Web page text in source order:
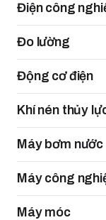
Điện công
Đo lường
Động cơ điện
Khí nén thủy
Máy bơm nước
Máy công
Máy móc